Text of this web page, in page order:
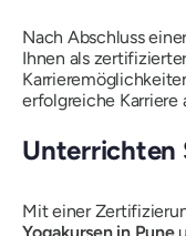
Nach Abschluss
Ihnen als
erfolgreiche Karriere
Unterrichten
Mit einer